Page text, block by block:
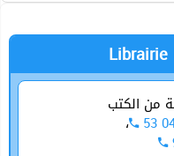
من الكتب
53 ،